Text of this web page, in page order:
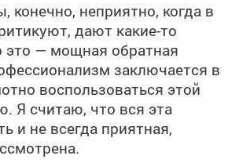
конечно, неприятно, когда в
дают какие-то
это — мощная обратная
заключается в
воспользоваться этой
Я считаю, что вся эта
и не всегда приятная,